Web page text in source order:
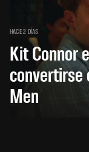
HACE 2 DÍAS
Kit Connor
convertirse
Men